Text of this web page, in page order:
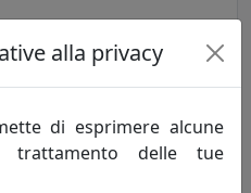
207,00 €
alla privacy
di esprimere alcune
trattamento delle tue